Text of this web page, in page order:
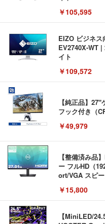
￥105,595
EIZO ビジネ
EV2740X-WT |
イト
￥109,572
【純正品】
フック付き（
￥49,979
【整備済み品
ー フルHD（
ort/VGA スピ
￥15,800
【MiniLED/